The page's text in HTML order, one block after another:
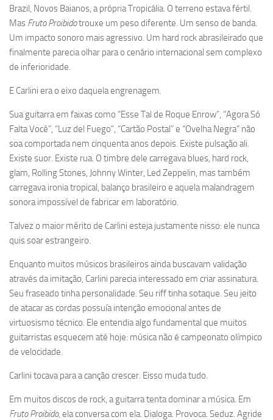
Brazil, Novos Baianos, a própria Tropicália. O terreno estava fértil.
Mas Fruto Proibidotrouxe um peso diferente. Um senso de banda.
Um impacto sonoro mais agressivo. Um hard rock abrasileirado que
finalmente parecia olhar para o cenário internacional sem complexo
de inferioridade.
E Carlini era o eixo daquela engrenagem.
Sua guitarra em faixas como “Esse Tal de Roque Enrow”, “Agora Só
Falta Você”, “Luz del Fuego”, “Cartão Postal” e “Ovelha Negra” não
soa comportada nem cinquenta anos depois. Existe pulsação ali.
Existe suor. Existe rua. O timbre dele carregava blues, hard rock,
glam, Rolling Stones, Johnny Winter, Led Zeppelin, mas também
carregava ironia tropical, balanço brasileiro e aquela malandragem
sonora impossível de fabricar em laboratório.
Talvez o maior mérito de Carlini esteja justamente nisso: ele nunca
quis soar estrangeiro.
Enquanto muitos músicos brasileiros ainda buscavam validação
através da imitação, Carlini parecia interessado em criar assinatura.
Seu fraseado tinha personalidade. Seu riff tinha sotaque. Seu jeito
de atacar as cordas possuía intenção emocional antes de
virtuosismo técnico. Ele entendia algo fundamental que muitos
guitarristas esquecem até hoje: música não é campeonato olímpico
de velocidade.
Carlini tocava para a canção crescer. Eisso muda tudo.
Em muitos discos de rock, a guitarra tenta dominar a música. Em
Fruto Proibido, ela conversa com ela. Dialoga. Provoca. Seduz. Agride